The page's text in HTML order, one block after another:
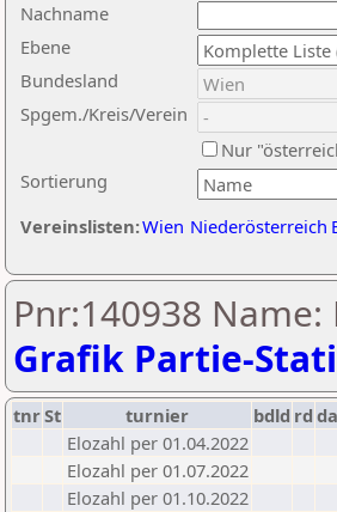
Nachname
Ebene
Sortierung
Bundesland
Spgem./Kreis/Verein
Nur
Vereinslisten:Wien Niederösterreich
Pnr:140938
Grafik Partie-
tnrSt turnier bdld rd
Elozahl per 01.04.2022
Elozahl per 01.07.2022
Elozahl per 01.10.2022